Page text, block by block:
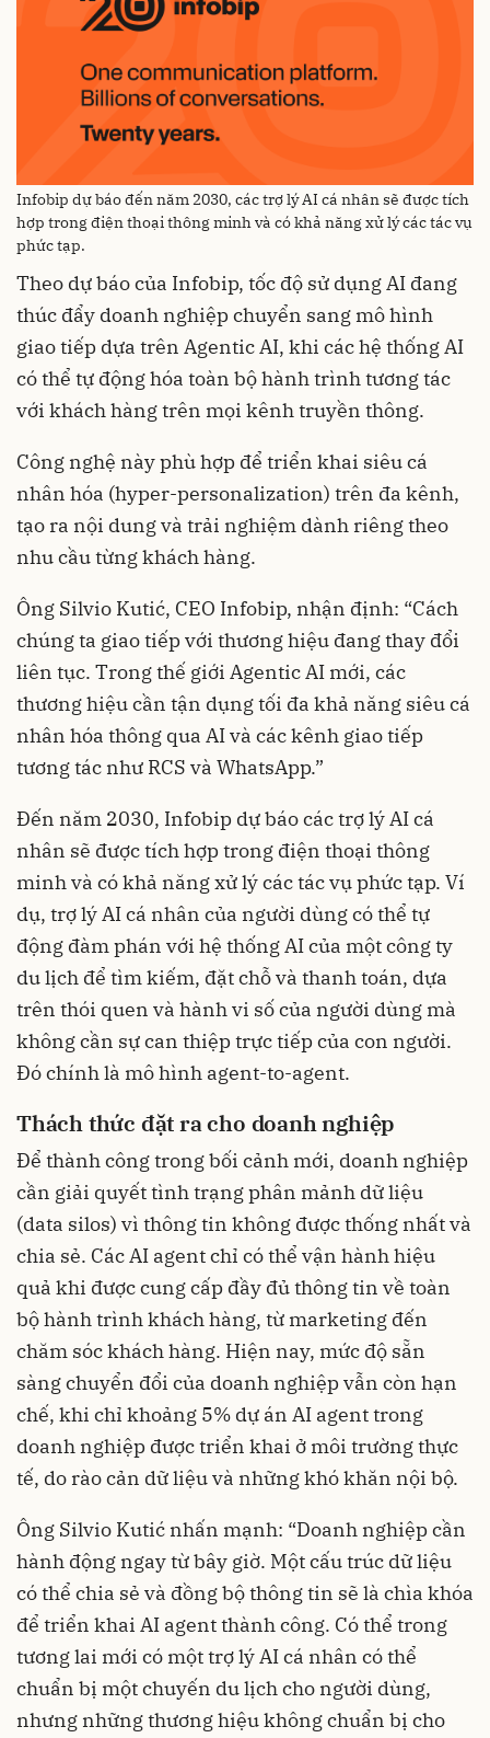
Infobip dự báo đến năm 2030, các trợ lý AI cá nhân sẽ được tích
hợp trong điện thoại thông minh và có khả năng xử lý các tác vụ
phức tạp.
Theo dự báo của Infobip, tốc độ sử dụng AI đang
thúc đẩy doanh nghiệp chuyển sang mô hình
giao tiếp dựa trên Agentic AI, khi các hệ thống AI
có thể tự động hóa toàn bộ hành trình tương tác
với khách hàng trên mọi kênh truyền thông.
Công nghệ này phù hợp để triển khai siêu cá
nhân hóa (hyper-personalization) trên đa kênh,
tạo ra nội dung và trải nghiệm dành riêng theo
nhu cầu từng khách hàng.
Ông Silvio Kutić, CEO Infobip, nhận định: “Cách
chúng ta giao tiếp với thương hiệu đang thay đổi
liên tục. Trong thế giới Agentic AI mới, các
thương hiệu cần tận dụng tối đa khả năng siêu cá
nhân hóa thông qua AI và các kênh giao tiếp
tương tác như RCS và WhatsApp.”
Đến năm 2030, Infobip dự báo các trợ lý AI cá
nhân sẽ được tích hợp trong điện thoại thông
minh và có khả năng xử lý các tác vụ phức tạp. Ví
dụ, trợ lý AI cá nhân của người dùng có thể tự
động đàm phán với hệ thống AI của một công ty
du lịch để tìm kiếm, đặt chỗ và thanh toán, dựa
trên thói quen và hành vi số của người dùng mà
không cần sự can thiệp trực tiếp của con người.
Đó chính là mô hình agent-to-agent.
Thách thức đặt ra cho doanh nghiệp
Để thành công trong bối cảnh mới, doanh nghiệp
cần giải quyết tình trạng phân mảnh dữ liệu
(data silos) vì thông tin không được thống nhất và
chia sẻ. Các AI agent chỉ có thể vận hành hiệu
quả khi được cung cấp đầy đủ thông tin về toàn
bộ hành trình khách hàng, từ marketing đến
chăm sóc khách hàng. Hiện nay, mức độ sẵn
sàng chuyển đổi của doanh nghiệp vẫn còn hạn
chế, khi chỉ khoảng 5% dự án AI agent trong
doanh nghiệp được triển khai ở môi trường thực
tế, do rào cản dữ liệu và những khó khăn nội bộ.
Ông Silvio Kutić nhấn mạnh: “Doanh nghiệp cần
hành động ngay từ bây giờ. Một cấu trúc dữ liệu
có thể chia sẻ và đồng bộ thông tin sẽ là chìa khóa
để triển khai AI agent thành công. Có thể trong
tương lai mới có một trợ lý AI cá nhân có thể
chuẩn bị một chuyến du lịch cho người dùng,
nhưng những thương hiệu không chuẩn bị cho